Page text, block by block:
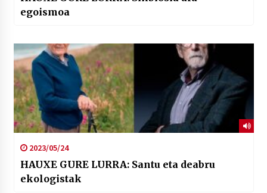
egoismoa
2023/05/24
HAUXE GURE LURRA: Santu eta deabru
ekologistak